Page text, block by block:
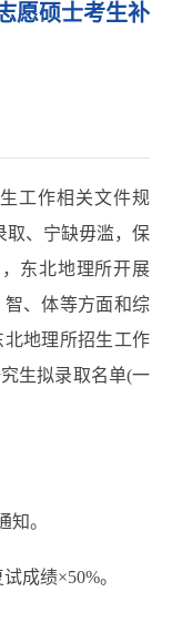
愿硕士考生补
工作相关文件规
取、宁缺毋滥，保
东北地理所开展
、体等方面和综
地理所招生工作
生拟录取名单(一
。
成绩×50%。